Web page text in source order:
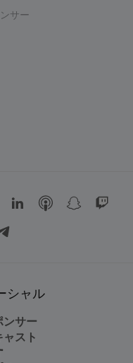
サー
シャル
ンサー
スト